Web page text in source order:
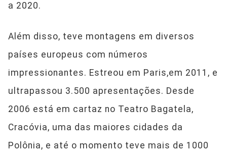
a 2020.
Além disso, teve montagens em diversos
países europeus com números
impressionantes. Estreou em Paris,em 2011, e
ultrapassou 3.500 apresentações. Desde
2006 está em cartaz no Teatro Bagatela,
Cracóvia, uma das maiores cidades da
Polônia, e até o momento teve mais de 1000